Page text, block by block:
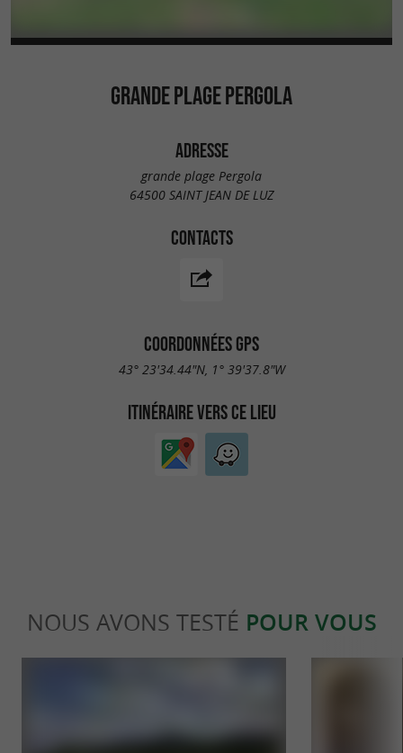
GRANDE PLAGE PERGOLA
ADRESSE
grande plage Pergola
64500 SAINT JEAN DE LUZ
CONTACTS
COORDONNÉES GPS
43° 23'34.44"N, 1° 39'37.8"W
ITINÉRAIRE VERS CE LIEU
NOUS AVONS TESTÉ POUR VOUS